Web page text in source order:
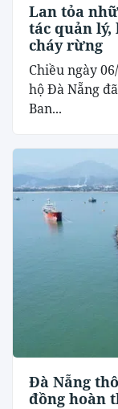
Lan tỏa
tác quản lý,
cháy rừng
Chiều ngày
hộ Đà Nẵng
Ban...
Đà Nẵng
đồng hoàn